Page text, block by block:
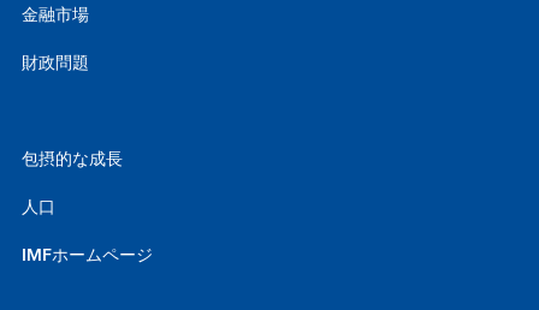
金融市場
財政問題
包摂的な成長
人口
IMFホームページ